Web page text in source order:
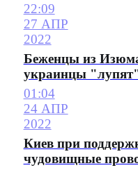
22:09
27 АПР
2022
Беженцы из
украинцы
01:04
24 АПР
2022
Киев при
чудовищные